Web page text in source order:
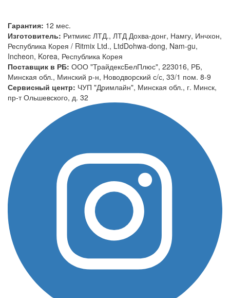
Гарантия: 12 мес.
Изготовитель: Ритмикс ЛТД., ЛТД Дохва-донг, Намгу, Инчхон,
Республика Корея / Ritmix Ltd., LtdDohwa-dong, Nam-gu,
Incheon, Korea, Республика Корея
Поставщик в РБ: ООО "ТрайдексБелПлюс", 223016, РБ,
Минская обл., Минский р-н, Новодворский с/с, 33/1 пом. 8-9
Сервисный центр: ЧУП "Дримлайн", Минская обл., г. Минск,
пр-т Ольшевского, д. 32